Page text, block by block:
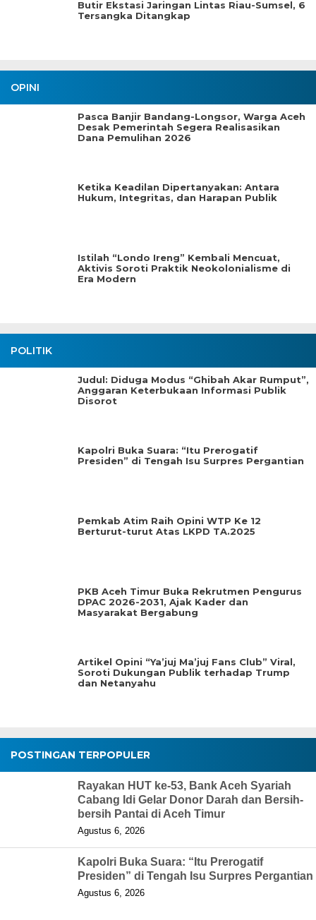
Butir Ekstasi Jaringan Lintas Riau-Sumsel, 6
Tersangka Ditangkap
OPINI
Pasca Banjir Bandang-Longsor, Warga Aceh
Desak Pemerintah Segera Realisasikan
Dana Pemulihan 2026
Ketika Keadilan Dipertanyakan: Antara
Hukum, Integritas, dan Harapan Publik
Istilah “Londo Ireng” Kembali Mencuat,
Aktivis Soroti Praktik Neokolonialisme di
Era Modern
POLITIK
Judul: Diduga Modus “Ghibah Akar Rumput”,
Anggaran Keterbukaan Informasi Publik
Disorot
Kapolri Buka Suara: “Itu Prerogatif
Presiden” di Tengah Isu Surpres Pergantian
Pemkab Atim Raih Opini WTP Ke 12
Berturut-turut Atas LKPD TA.2025
PKB Aceh Timur Buka Rekrutmen Pengurus
DPAC 2026-2031, Ajak Kader dan
Masyarakat Bergabung
Artikel Opini “Ya’juj Ma’juj Fans Club” Viral,
Soroti Dukungan Publik terhadap Trump
dan Netanyahu
POSTINGAN TERPOPULER
Rayakan HUT ke-53, Bank Aceh Syariah
Cabang Idi Gelar Donor Darah dan Bersih-
bersih Pantai di Aceh Timur
Agustus 6, 2026
Kapolri Buka Suara: “Itu Prerogatif
Presiden” di Tengah Isu Surpres Pergantian
Agustus 6, 2026